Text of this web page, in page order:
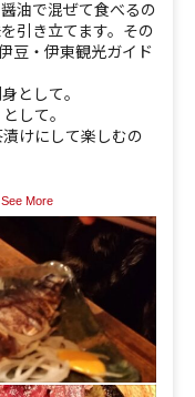
油で混ぜて食べるの
引き立てます。その
豆・伊東観光ガイド
として。
して。
けにして楽しむの
See More